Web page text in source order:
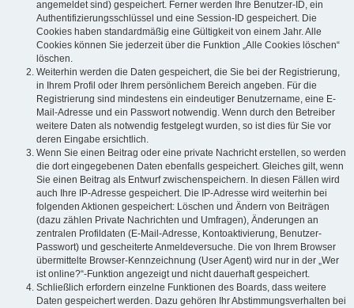
angemeldet sind) gespeichert. Ferner werden Ihre Benutzer-ID, ein
Authentifizierungsschlüssel und eine Session-ID gespeichert. Die
Cookies haben standardmäßig eine Gültigkeit von einem Jahr. Alle
Cookies können Sie jederzeit über die Funktion „Alle Cookies löschen“
löschen.
Weiterhin werden die Daten gespeichert, die Sie bei der Registrierung,
in Ihrem Profil oder Ihrem persönlichem Bereich angeben. Für die
Registrierung sind mindestens ein eindeutiger Benutzername, eine E-
Mail-Adresse und ein Passwort notwendig. Wenn durch den Betreiber
weitere Daten als notwendig festgelegt wurden, so ist dies für Sie vor
deren Eingabe ersichtlich.
Wenn Sie einen Beitrag oder eine private Nachricht erstellen, so werden
die dort eingegebenen Daten ebenfalls gespeichert. Gleiches gilt, wenn
Sie einen Beitrag als Entwurf zwischenspeichern. In diesen Fällen wird
auch Ihre IP-Adresse gespeichert. Die IP-Adresse wird weiterhin bei
folgenden Aktionen gespeichert: Löschen und Ändern von Beiträgen
(dazu zählen Private Nachrichten und Umfragen), Änderungen an
zentralen Profildaten (E-Mail-Adresse, Kontoaktivierung, Benutzer-
Passwort) und gescheiterte Anmeldeversuche. Die von Ihrem Browser
übermittelte Browser-Kennzeichnung (User Agent) wird nur in der „Wer
ist online?“-Funktion angezeigt und nicht dauerhaft gespeichert.
Schließlich erfordern einzelne Funktionen des Boards, dass weitere
Daten gespeichert werden. Dazu gehören Ihr Abstimmungsverhalten bei